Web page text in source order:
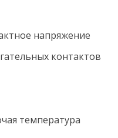
напряжение
контактов
температура